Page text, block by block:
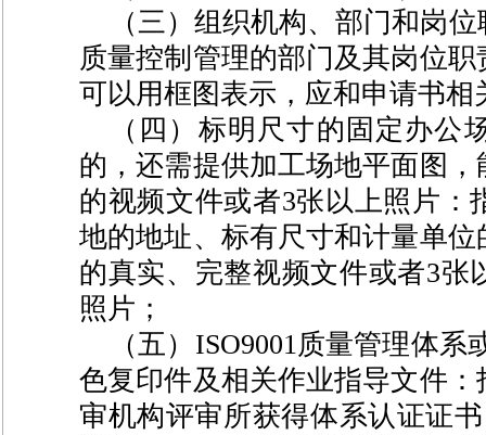
（三）组织机构、部门和岗
质量控制管理的部门及其岗位
可以用框图表示，应和申请书相
（四）标明尺寸的固定办公
的，还需提供加工场地平面图
的视频文件或者3张以上照片：
地的地址、标有尺寸和计量单
的真实、完整视频文件或者3张
照片；
（五） ISO9001质量管理体系
色复印件及相关作业指导文件
审机构评审所获得体系认证证